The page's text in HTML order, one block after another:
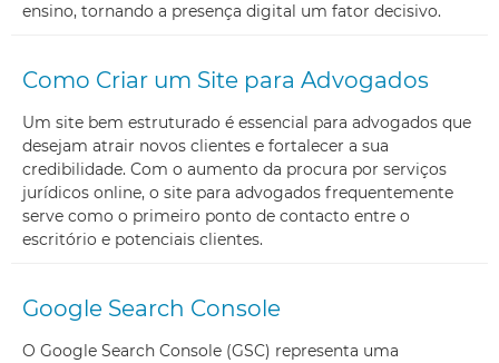
ensino, tornando a presença digital um fator decisivo.
Como Criar um Site para Advogados
Um site bem estruturado é essencial para advogados que
desejam atrair novos clientes e fortalecer a sua
credibilidade. Com o aumento da procura por serviços
jurídicos online, o site para advogados frequentemente
serve como o primeiro ponto de contacto entre o
escritório e potenciais clientes.
Google Search Console
O Google Search Console (GSC) representa uma